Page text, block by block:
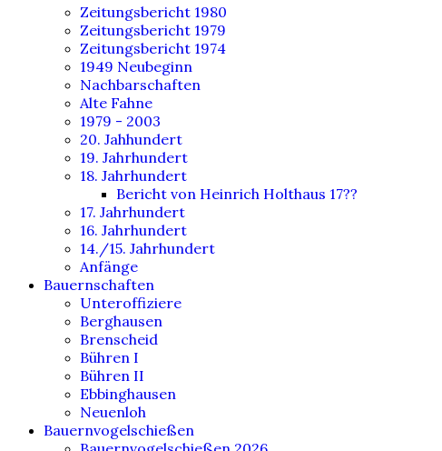
Zeitungsbericht 1980
Zeitungsbericht 1979
Zeitungsbericht 1974
1949 Neubeginn
Nachbarschaften
Alte Fahne
1979 - 2003
20. Jahhundert
19. Jahrhundert
18. Jahrhundert
Bericht von Heinrich Holthaus 17??
17. Jahrhundert
16. Jahrhundert
14./15. Jahrhundert
Anfänge
Bauernschaften
Unteroffiziere
Berghausen
Brenscheid
Bühren I
Bühren II
Ebbinghausen
Neuenloh
Bauernvogelschießen